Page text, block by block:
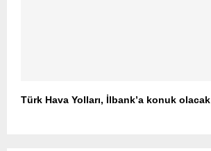
Türk Hava Yolları, İlbank’a konuk olacak